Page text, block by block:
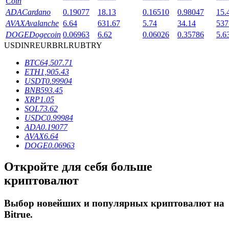
Блокировки BTR
Эксклюзивные инвестиции для владельцев BTR
Кредиты
ADACardano 0.19077 18.13 0.16510 0.98047
AVAXAvalanche 6.64 631.67 5.74 34.14
DOGEDogecoin 0.06963 6.62 0.06026 0.35786
USDINREURBRLRUBTRY
BTC64,507.71
ETH1,905.43
USDT0.99904
BNB593.45
XRP1.05
SOL73.62
USDC0.99984
ADA0.19077
AVAX6.64
DOGE0.06963
Откройте для себя больше
криптовалют
Выбор новейших и популярных криптовалют на
Bitrue.